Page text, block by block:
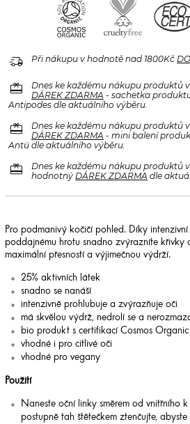
delivery_truck_speed Při nákupu v hodnotě nad 1800Kč
redeem
Dnes ke každému nákupu produktů
DÁREK ZDARMA - sachetka
Antipodes dle aktuálního výběru.
redeem
Dnes ke každému nákupu produktů
DÁREK ZDARMA - mini balení
Antü dle aktuálního výběru.
redeem
Dnes ke každému nákupu produktů
hodnotný DÁREK ZDARMA dle
Pro podmanivý kočičí pohled. Díky
poddajnému hrotu snadno zvýrazníte křivky
maximální přesností a výjimečnou výdrží.
25% aktivních látek
snadno se nanáší
intenzivně prohlubuje a zvýrazňuje oči
má skvělou výdrž, nedrolí se a
bio produkt s certifikací Cosmos Organic
vhodné i pro citlivé oči
vhodné pro vegany
Použití
Naneste oční linky směrem od vnitřního
postupně tah štětečkem ztenčujte,